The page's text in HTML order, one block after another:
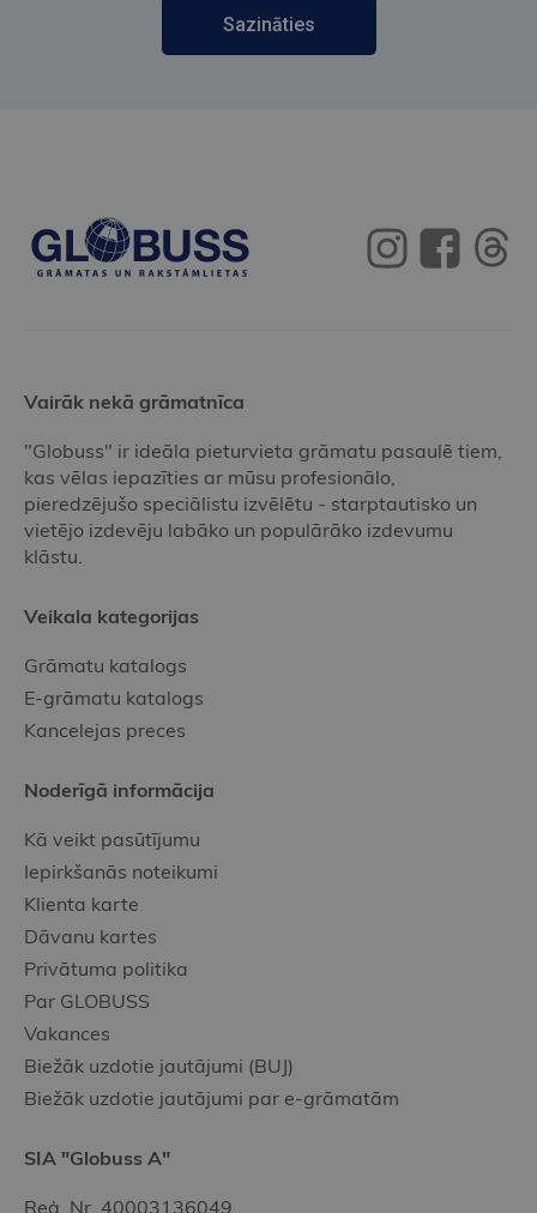
Sazināties
Vairāk nekā grāmatnīca
"Globuss" ir ideāla pieturvieta grāmatu pasaulē tiem,
kas vēlas iepazīties ar mūsu profesionālo,
pieredzējušo speciālistu izvēlētu - starptautisko un
vietējo izdevēju labāko un populārāko izdevumu
klāstu.
Veikala kategorijas
Grāmatu katalogs
E-grāmatu katalogs
Kancelejas preces
Noderīgā informācija
Kā veikt pasūtījumu
Iepirkšanās noteikumi
Klienta karte
Dāvanu kartes
Privātuma politika
Par GLOBUSS
Vakances
Biežāk uzdotie jautājumi (BUJ)
Biežāk uzdotie jautājumi par e-grāmatām
SIA "Globuss A"
Reģ. Nr. 40003136049